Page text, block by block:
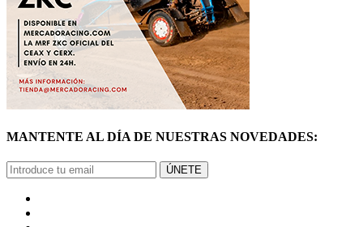
MANTENTE AL DÍA DE NUESTRAS NOVEDADES:
ÚNETE